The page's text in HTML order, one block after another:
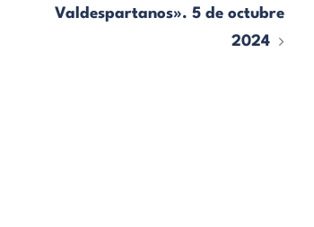
Valdespartanos». 5 de octubre
2024